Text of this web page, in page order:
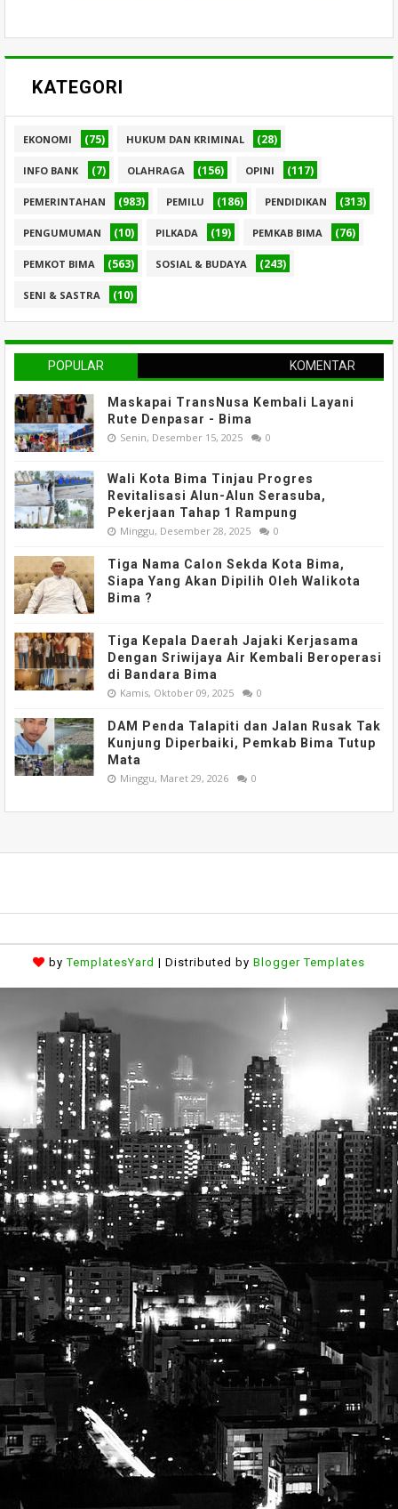
KATEGORI
EKONOMI (75) HUKUM DAN KRIMINAL (28)
INFO BANK (7) OLAHRAGA (156) OPINI (117)
PEMERINTAHAN (983) PEMILU (186) PENDIDIKAN (313)
PENGUMUMAN (10) PILKADA (19) PEMKAB BIMA (76)
PEMKOT BIMA (563) SOSIAL & BUDAYA (243)
SENI & SASTRA (10)
POPULAR KOMENTAR
Maskapai TransNusa Kembali Layani
Rute Denpasar - Bima
Senin, Desember 15, 2025 0
Wali Kota Bima Tinjau Progres
Revitalisasi Alun-Alun Serasuba,
Pekerjaan Tahap 1 Rampung
Minggu, Desember 28, 2025 0
Tiga Nama Calon Sekda Kota Bima,
Siapa Yang Akan Dipilih Oleh Walikota
Bima ?
Tiga Kepala Daerah Jajaki Kerjasama
Dengan Sriwijaya Air Kembali Beroperasi
di Bandara Bima
Kamis, Oktober 09, 2025 0
DAM Penda Talapiti dan Jalan Rusak Tak
Kunjung Diperbaiki, Pemkab Bima Tutup
Mata
Minggu, Maret 29, 2026 0
byTemplatesYard | Distributed by Blogger Templates